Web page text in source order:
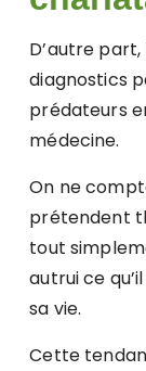
D’autre
diagnostics
prédateurs
médecine.
On ne
prétendent
tout
autrui ce
sa vie.
Cette